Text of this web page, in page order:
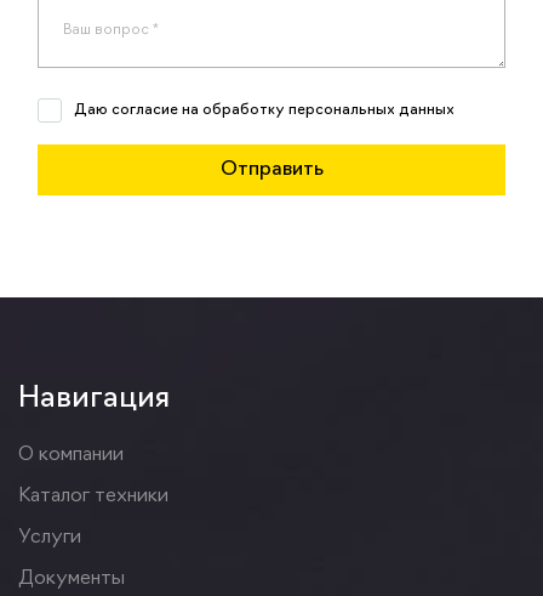
Даю согласие на обработку персональных данных
Навигация
О компании
Каталог техники
Услуги
Документы